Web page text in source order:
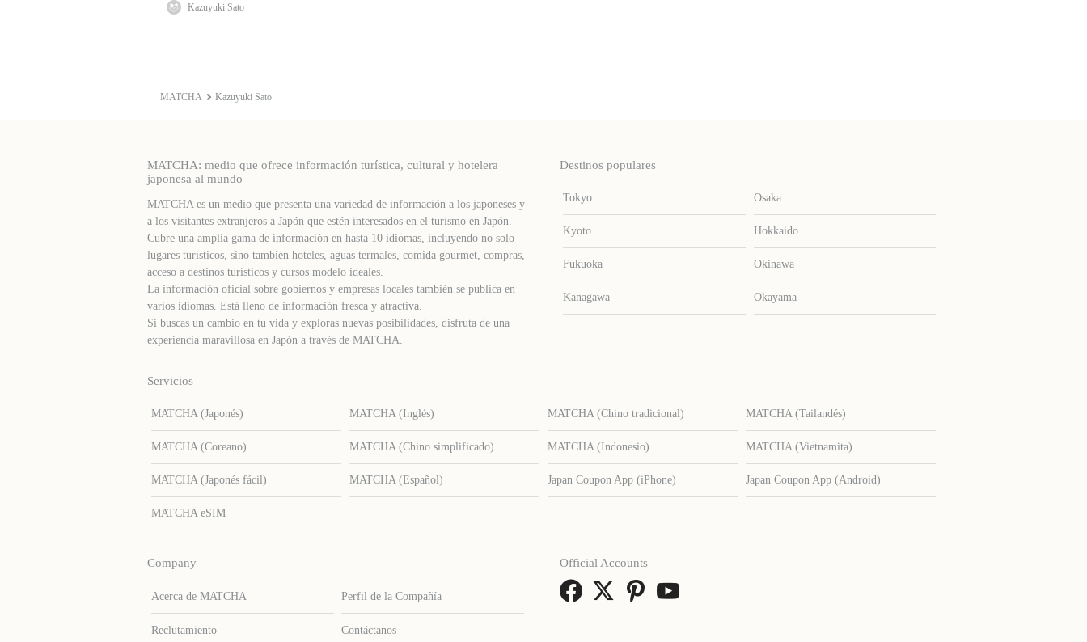
MATCHA Kazuyuki Sato
Kazuyuki Sato
MATCHA: medio que ofrece información turística, cultural y hotelera
japonesa al mundo
MATCHA es un medio que presenta una variedad de información a los japoneses y
a los visitantes extranjeros a Japón que estén interesados ​​en el turismo en Japón.
Cubre una amplia gama de información en hasta 10 idiomas, incluyendo no solo
lugares turísticos, sino también hoteles, aguas termales, comida gourmet, compras,
acceso a destinos turísticos y cursos modelo ideales.
La información oficial sobre gobiernos y empresas locales también se publica en
varios idiomas. Está lleno de información fresca y atractiva.
Si buscas un cambio en tu vida y exploras nuevas posibilidades, disfruta de una
experiencia maravillosa en Japón a través de MATCHA.
Destinos populares
Tokyo Osaka
Kyoto Hokkaido
Fukuoka Okinawa
Kanagawa Okayama
Servicios
MATCHA (Japonés) MATCHA (Inglés) MATCHA (Chino tradicional) MATCHA (Tailandés)
MATCHA (Coreano) MATCHA (Chino simplificado) MATCHA (Indonesio) MATCHA (Vietnamita)
MATCHA (Japonés fácil) MATCHA (Español) Japan Coupon App (iPhone) Japan Coupon App (Android)
MATCHA eSIM
Company
Acerca de MATCHA Perfil de la Compañía
Reclutamiento Contáctanos
Official Accounts